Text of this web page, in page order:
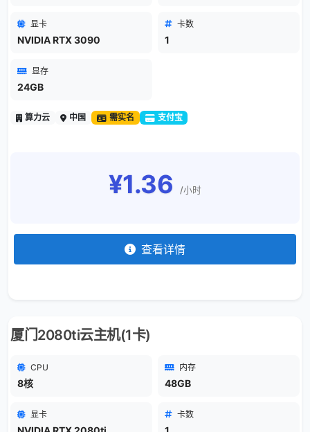
显卡
NVIDIA RTX 3090
卡数
1
显存
24GB
算力云 中国 需实名 支付宝
¥1.36 /小时
查看详情
厦门2080ti云主机(1卡)
CPU
8核
内存
48GB
显卡 卡数